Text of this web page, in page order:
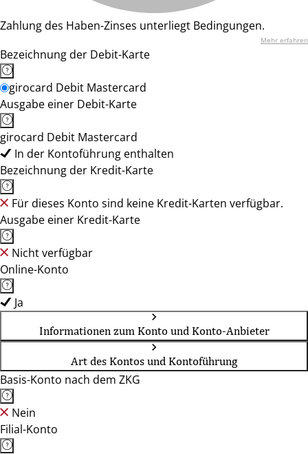
Zahlung des Haben-Zinses unterliegt Bedingungen.
Mehr erfahren
Bezeichnung der Debit-Karte
girocard Debit Mastercard
Ausgabe einer Debit-Karte
girocard Debit Mastercard
In der Kontoführung enthalten
Bezeichnung der Kredit-Karte
Für dieses Konto sind keine Kredit-Karten verfügbar.
Ausgabe einer Kredit-Karte
Nicht verfügbar
Online-Konto
Ja
Informationen zum Konto und Konto-Anbieter
Art des Kontos und Kontoführung
Basis-Konto nach dem ZKG
Nein
Filial-Konto